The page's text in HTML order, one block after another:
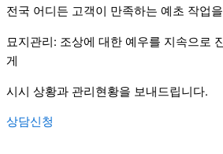
전국 어디든 고객이 만족하는 예초 작업
묘지관리: 조상에 대한 예우를 지속으로
게
시시 상황과 관리현황을 보내드립니다.
상담신청